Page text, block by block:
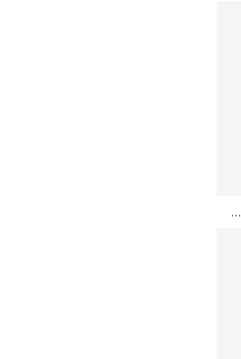
کارگران در راه خانه – ادوارد مونک